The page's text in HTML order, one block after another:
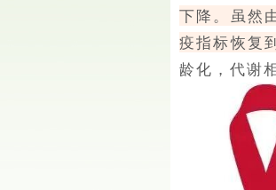
下降。虽然
疫指标恢复
龄化，代谢